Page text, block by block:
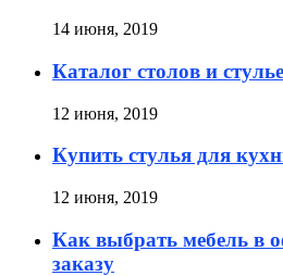
14 июня, 2019
Каталог столов и
12 июня, 2019
Купить стулья для
12 июня, 2019
Как выбрать мебель в
заказу